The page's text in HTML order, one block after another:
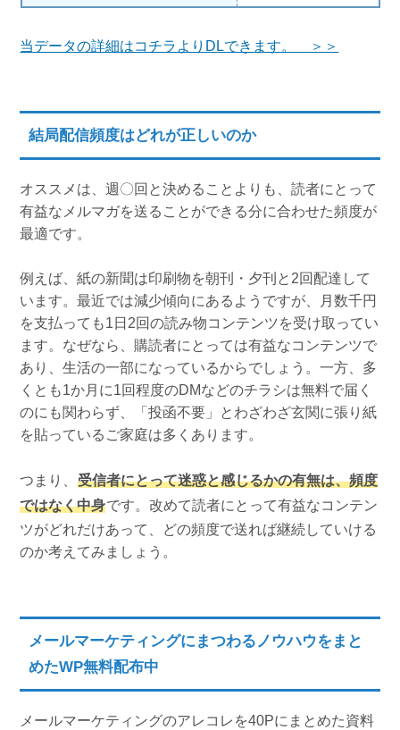
当データの詳細はコチラよりDLできます。 ＞＞
結局配信頻度はどれが正しいのか
オススメは、週〇回と決めることよりも、読者にとって
有益なメルマガを送ることができる分に合わせた頻度が
最適です。
例えば、紙の新聞は印刷物を朝刊・夕刊と2回配達して
います。最近では減少傾向にあるようですが、月数千円
を支払っても1日2回の読み物コンテンツを受け取ってい
ます。なぜなら、購読者にとっては有益なコンテンツで
あり、生活の一部になっているからでしょう。一方、多
くとも1か月に1回程度のDMなどのチラシは無料で届く
のにも関わらず、「投函不要」とわざわざ玄関に張り紙
を貼っているご家庭は多くあります。
つまり、 受信者にとって迷惑と感じるかの有無は、頻度
ではなく中身です。改めて読者にとって有益なコンテン
ツがどれだけあって、どの頻度で送れば継続していける
のか考えてみましょう。
メールマーケティングにまつわるノウハウをまと
めたWP無料配布中
メールマーケティングのアレコレを40Pにまとめた資料